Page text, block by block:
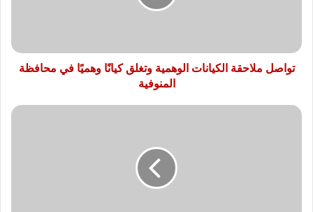
محافظة
المنوفية
تواصل ملاحقة الكيانات الوهمية وتغلق كيانًا وهميًا في محافظة
المنوفية
ترقبوا